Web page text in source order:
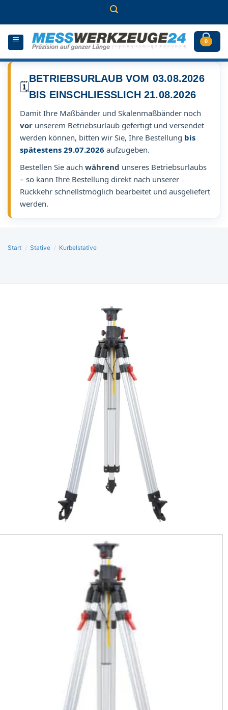
0
🗓️
BETRIEBSURLAUB VOM 03.08.2026
BIS EINSCHLIESSLICH 21.08.2026
Damit Ihre Maßbänder und Skalenmaßbänder noch
vor unserem Betriebsurlaub gefertigt und versendet
werden können, bitten wir Sie, Ihre Bestellung bis
spätestens 29.07.2026 aufzugeben.
Bestellen Sie auch während unseres Betriebsurlaubs
– so kann Ihre Bestellung direkt nach unserer
Rückkehr schnellstmöglich bearbeitet und ausgeliefert
werden.
Start / Stative / Kurbelstative